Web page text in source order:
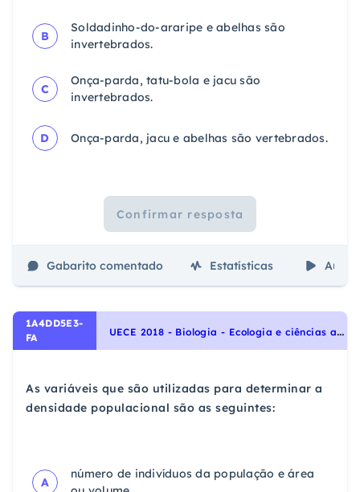
B
Soldadinho-do-araripe e abelhas são
invertebrados.
C
Onça-parda, tatu-bola e jacu são
invertebrados.
D Onça-parda, jacu e abelhas são vertebrados.
Confirmar resposta
Gabarito comentado Estatísticas Aulas
1A4DD5E3-
FA
U
ECE 2018 - Biologia - Ecologia e ciências ambientais, Dinâmica de populações
As variáveis que são utilizadas para determinar a
densidade populacional são as seguintes:
A
número de indivíduos da população e área